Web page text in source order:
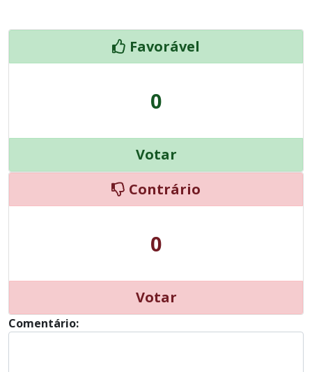
Favorável
0
Votar
Contrário
0
Votar
Comentário: